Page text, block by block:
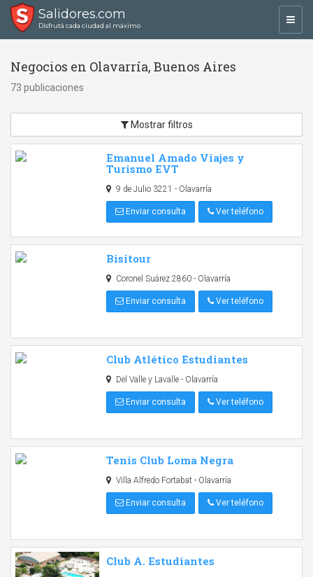
Salidores.com
Disfrutá cada ciudad al máximo
Negocios en Olavarría, Buenos Aires
73 publicaciones
Mostrar filtros
Emanuel Amado Viajes y
Turismo EVT
9 de Julio 3221 - Olavarría
Enviar consulta Ver teléfono
Bisitour
Coronel Suárez 2860 - Olavarría
Enviar consulta Ver teléfono
Club Atlético Estudiantes
Del Valle y Lavalle - Olavarría
Enviar consulta Ver teléfono
Tenis Club Loma Negra
Villa Alfredo Fortabat - Olavarría
Enviar consulta Ver teléfono
Club A. Estudiantes